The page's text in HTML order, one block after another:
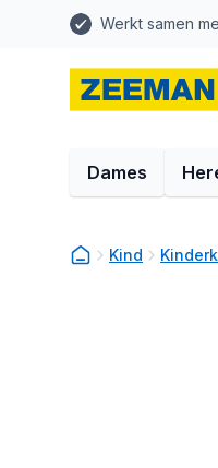
Werkt samen
Dames
Kind